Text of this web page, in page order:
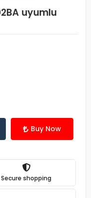
uyumlu
Buy Now
Secure shopping